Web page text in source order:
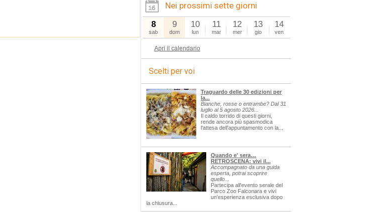
Nei prossimi sette giorni
8
sab
9
dom
10
lun
11
mar
12
mer
13
gio
14
ven
Apri il calendario
Scelti per voi
Traguardo delle 30 edizioni per
la...
Bianche, rosse o entrambe? Dal 31
luglio al 5 agosto 2026...
Il caldo torrido di questi giorni,
rende ancora più spasmodica
l'attesa dell'appuntamento con la...
Quando e' sera…
RETROSCENA: vivi il...
Accompagnato da una guida
esperta, potrai scoprire
quello...
Partecipa all'evento serale del
Parco Zoo Falconara e vivi
un'esperienza esclusiva dopo
la chiusura...